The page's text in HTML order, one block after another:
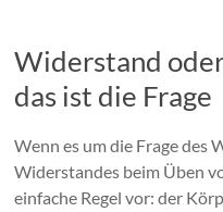
Widerstand
das ist die Frage
Wenn es um die Frage des
Widerstandes beim Üben
einfache Regel vor: der